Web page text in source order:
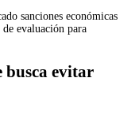
sanciones económicas
evaluación para
busca evitar